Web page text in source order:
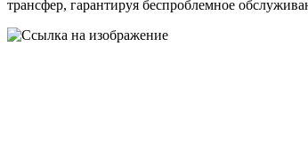
трансфер, гарантируя беспроблемное